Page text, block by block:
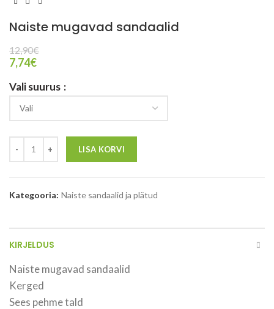
Naiste mugavad sandaalid
12,90€
7,74€
Vali suurus
LISA KORVI
Kategooria: Naiste sandaalid ja plätud
KIRJELDUS
Naiste mugavad sandaalid
Kerged
Sees pehme tald